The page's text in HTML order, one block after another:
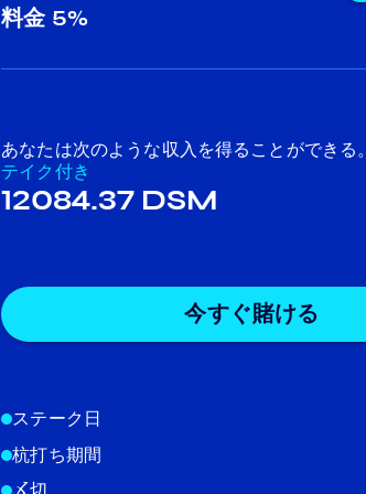
料金5%
あなたは次のような収入を得ることができる。
テイク付き
12084.37 DSM
今すぐ賭ける
ステーク日
杭打ち期間